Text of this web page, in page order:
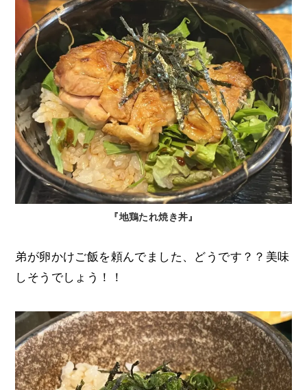
『地鶏たれ焼き丼』
弟が卵かけご飯を頼んでました、どうです？？美味
しそうでしょう！！